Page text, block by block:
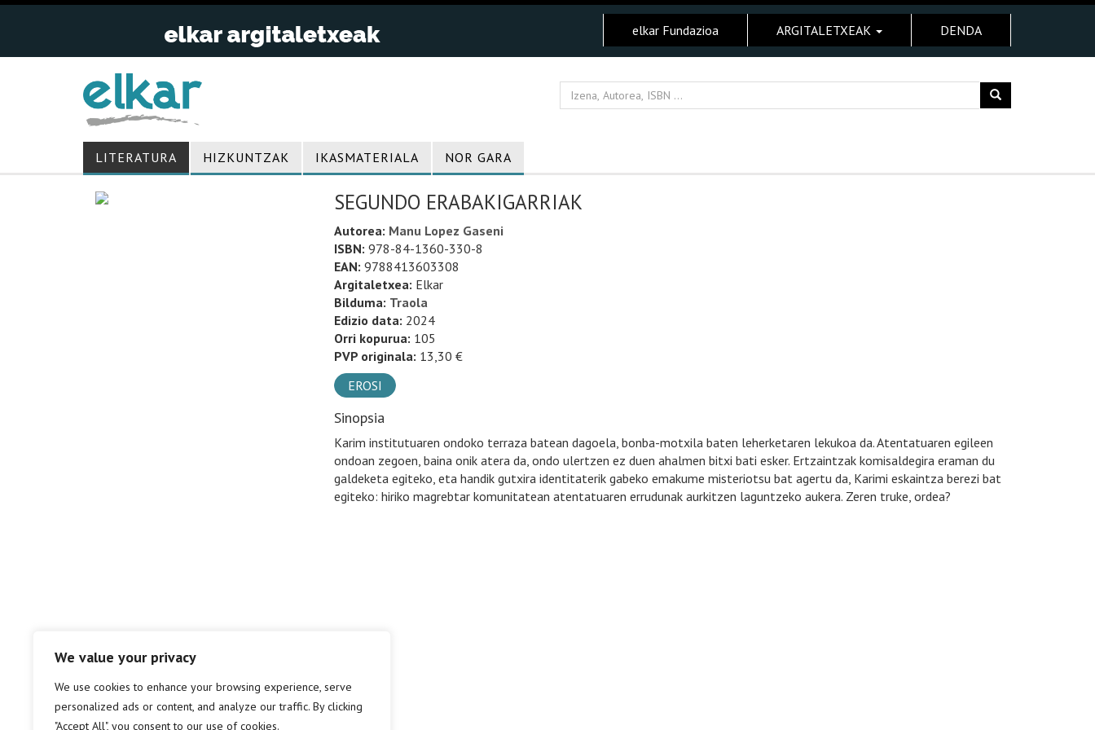
We value your privacy
We use cookies to enhance your browsing experience, serve
personalized ads or content, and analyze our traffic. By clicking
"Accept All", you consent to our use of cookies.
elkar Fundazioa ARGITALETXEAK DENDA
LITERATURA HIZKUNTZAK IKASMATERIALA NOR GARA
SEGUNDO ERABAKIGARRIAK
Autorea: Manu Lopez Gaseni
ISBN: 978-84-1360-330-8
EAN: 9788413603308
Argitaletxea: Elkar
Bilduma: Traola
Edizio data: 2024
Orri kopurua: 105
PVP originala: 13,30 €
EROSI
Sinopsia
Karim institutuaren ondoko terraza batean dagoela, bonba-motxila baten leherketaren lekukoa da. Atentatuaren egileen
ondoan zegoen, baina onik atera da, ondo ulertzen ez duen ahalmen bitxi bati esker. Ertzaintzak komisaldegira eraman du
galdeketa egiteko, eta handik gutxira identitaterik gabeko emakume misteriotsu bat agertu da, Karimi eskaintza berezi bat
egiteko: hiriko magrebtar komunitatean atentatuaren errudunak aurkitzen laguntzeko aukera. Zeren truke, ordea?